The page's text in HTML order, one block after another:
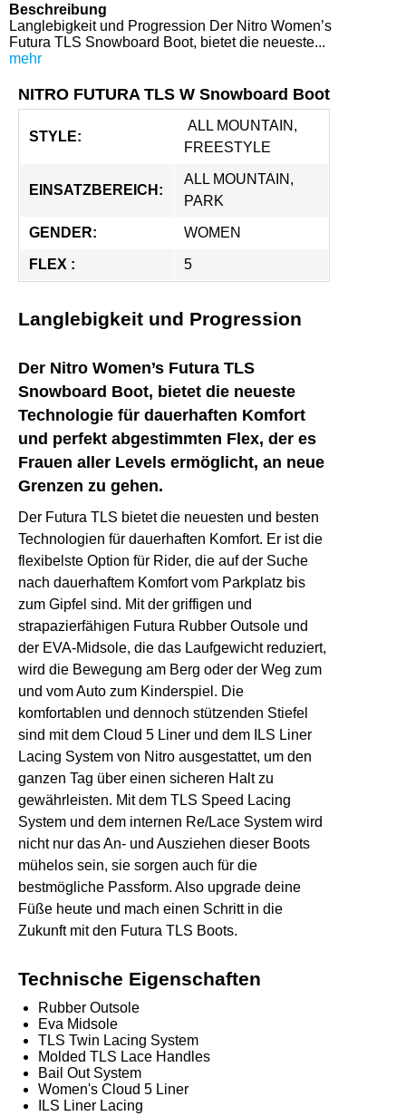
Beschreibung
Langlebigkeit und Progression Der Nitro Women’s
Futura TLS Snowboard Boot, bietet die neueste...
mehr
NITRO FUTURA TLS W Snowboard Boot
STYLE:
FREESTYLE
EINSATZBEREICH:
ALL MOUNTAIN,
PARK
GENDER: WOMEN
FLEX : 5
Langlebigkeit und Progression
Der Nitro Women’s Futura TLS
Snowboard Boot, bietet die neueste
Technologie für dauerhaften Komfort
und perfekt abgestimmten Flex, der es
Frauen aller Levels ermöglicht, an neue
Grenzen zu gehen.
Der Futura TLS bietet die neuesten und besten
Technologien für dauerhaften Komfort. Er ist die
flexibelste Option für Rider, die auf der Suche
nach dauerhaftem Komfort vom Parkplatz bis
zum Gipfel sind. Mit der griffigen und
strapazierfähigen Futura Rubber Outsole und
der EVA-Midsole, die das Laufgewicht reduziert,
wird die Bewegung am Berg oder der Weg zum
und vom Auto zum Kinderspiel. Die
komfortablen und dennoch stützenden Stiefel
sind mit dem Cloud 5 Liner und dem ILS Liner
Lacing System von Nitro ausgestattet, um den
ganzen Tag über einen sicheren Halt zu
gewährleisten. Mit dem TLS Speed Lacing
System und dem internen Re/Lace System wird
nicht nur das An- und Ausziehen dieser Boots
mühelos sein, sie sorgen auch für die
bestmögliche Passform. Also upgrade deine
Füße heute und mach einen Schritt in die
Zukunft mit den Futura TLS Boots.
Technische Eigenschaften
Rubber Outsole
Eva Midsole
TLS Twin Lacing System
Molded TLS Lace Handles
Bail Out System
Women's Cloud 5 Liner
ILS Liner Lacing